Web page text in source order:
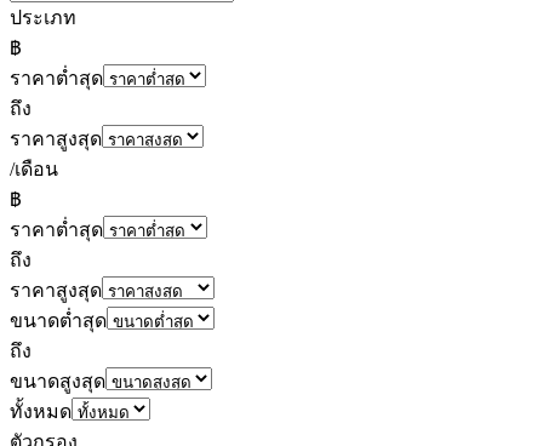
ประเภท
฿
ราคาต่ำสุด
ถึง
ราคาสูงสุด
/เดือน
฿
ราคาต่ำสุด
ถึง
ราคาสูงสุด
ขนาดต่ำสุด
ถึง
ขนาดสูงสุด
ทั้งหมด
ตัวกรอง